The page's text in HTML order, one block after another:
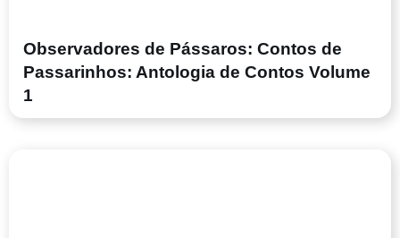
Observadores de Pássaros: Contos de
Passarinhos: Antologia de Contos Volume
1